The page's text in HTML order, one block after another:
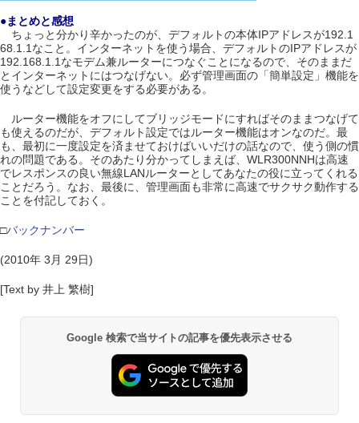
●まとめと感想
ちょっと分かり辛かったのが、デフォルトの本体IPアドレスが192.1
68.1.1なこと。インターネットを使う場合、デフォルトのIPアドレスが
192.168.1.1なモデム兼ルーターにつなぐことになるので、そのままだ
とインターネットにはつなげない。必ず管理画面の「簡単設定」機能を
使うなどして設定変更をする必要がある。
ルーター機能をオフにしてブリッジモードにすればそのままつなげて
も使えるのだが、デフォルト設定ではルーター機能はオンなのだ。最
も、最初に一度設定を済ませておけばいいだけの話なので、使う側の慣
れの問題である。そのあたり分かってしまえば、WLR300NNHは高速
でレスポンスの良い無線LANルーターとしてあなたの役に立ってくれる
ことだろう。なお、最後に、管理画面も非常に高速でサクサク動作する
ことを付記しておく。
□バックナンバー
(2010年 3月 29日)
[Text by 井上 繁樹]
Google 検索で当サイトの記事を優先表示させる